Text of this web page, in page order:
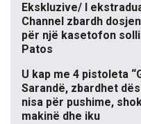
Ekskluzive/ I
Channel zbardh
për një kasetofon
Patos
U kap me 4 pistoleta
Sarandë, zbardhet
nisa për pushime,
makinë dhe iku